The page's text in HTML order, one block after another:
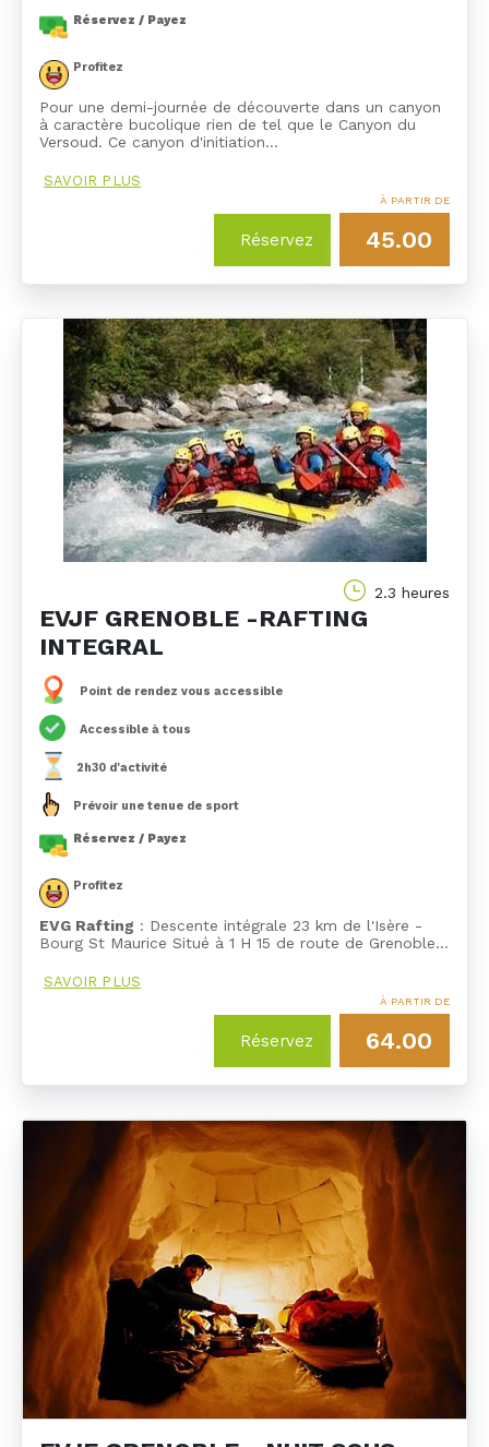
Réservez / Payez
Profitez
Pour une demi-journée de découverte dans un canyon
à caractère bucolique rien de tel que le Canyon du
Versoud. Ce canyon d'initiation…
SAVOIR PLUS
Réservez
À PARTIR DE
45.00
2.3 heures
EVJF GRENOBLE -RAFTING
INTEGRAL
Point de rendez vous accessible
Accessible à tous
2h30 d'activité
Prévoir une tenue de sport
Réservez / Payez
Profitez
EVG Rafting : Descente intégrale 23 km de l'Isère -
Bourg St Maurice Situé à 1 H 15 de route de Grenoble…
SAVOIR PLUS
Réservez
À PARTIR DE
64.00